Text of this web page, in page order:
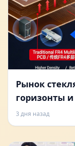
Рынок
горизонты
3 дня назад